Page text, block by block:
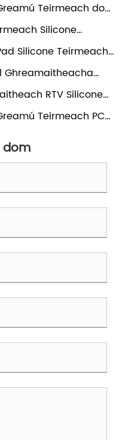
Teirmeach do
Silicone
Silicone Teirmeach
Leictreonacha?
Ghreamaitheacha
is Chriticiúil atá agat?
RTV Silicone
Teirmeach PC
dom